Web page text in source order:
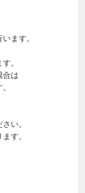
ます。
。
合は
い。
す。